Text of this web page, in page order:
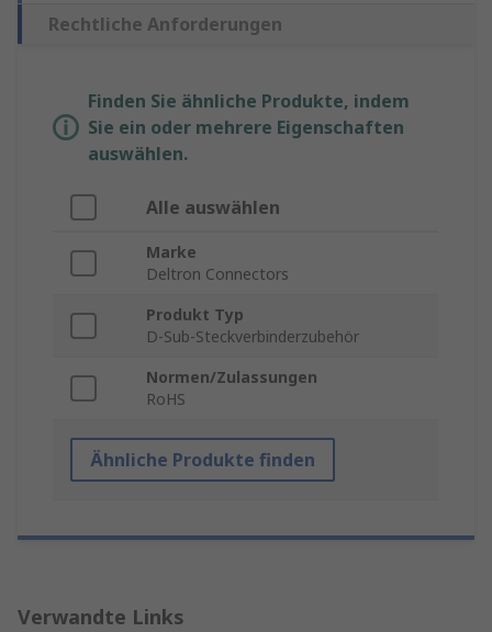
Rechtliche Anforderungen
Finden Sie ähnliche Produkte, indem
Sie ein oder mehrere Eigenschaften
auswählen.
Alle auswählen
Marke
Deltron Connectors
Produkt Typ
D-Sub-Steckverbinderzubehör
Normen/Zulassungen
RoHS
Ähnliche Produkte finden
Verwandte Links